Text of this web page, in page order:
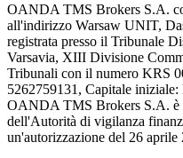
OANDA TMS Brokers S.A.
all'indirizzo Warsaw UNIT,
registrata presso il Tribunale
Varsavia, XIII Divisione
Tribunali con il numero KRS
5262759131, Capitale
OANDA TMS Brokers S.A. è
dell'Autorità di vigilanza
un'autorizzazione del 26